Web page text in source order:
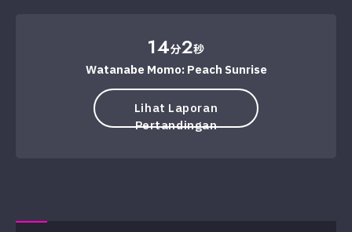
14分2秒
Watanabe Momo: Peach Sunrise
Lihat Laporan
Pertandingan